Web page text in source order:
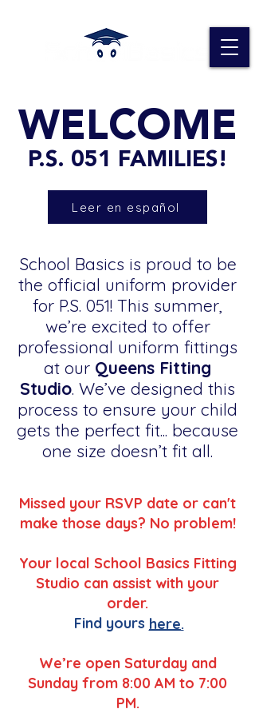
WELCOME
P.S. 051 FAMILIES!
Leer en español
School Basics is proud to be
the official uniform provider
for P.S. 051! This summer,
we’re excited to offer
professional uniform fittings
at our Queens Fitting
Studio. We’ve designed this
process to ensure your child
gets the perfect fit... because
one size doesn’t fit all.
Missed your RSVP date or can't
make those days? No problem!
Your local School Basics Fitting
Studio can assist with your
order.
Find yours
We’re open Saturday and
Sunday from 8:00 AM to 7:00
PM.
here.